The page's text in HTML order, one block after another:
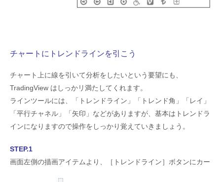
チャートにトレンドラインを引こう
チャート上に線を引いて分析をしたいという要望にも、
TradingView はしっかリ満たしてくれます。
ラインツールには、「トレンドライン」「トレンド角」「レイ」
「平行チャネル」「矢印」などがありますが、基本はトレンドラ
インになりますので操作をしっかり覚えていきましょう。
STEP.1
画面左側の描画アイテムより、［トレンドライン］ボタンにカー